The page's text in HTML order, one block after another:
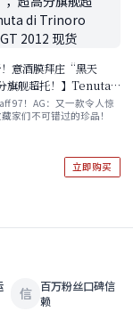
！意酒膜拜庄“黑天
旗舰超托！】Tenuta
IGT 2012 现
97！AG：又一款令人惊
家们不可错过的珍品！
立即购买
信 百万粉丝口碑信
赖